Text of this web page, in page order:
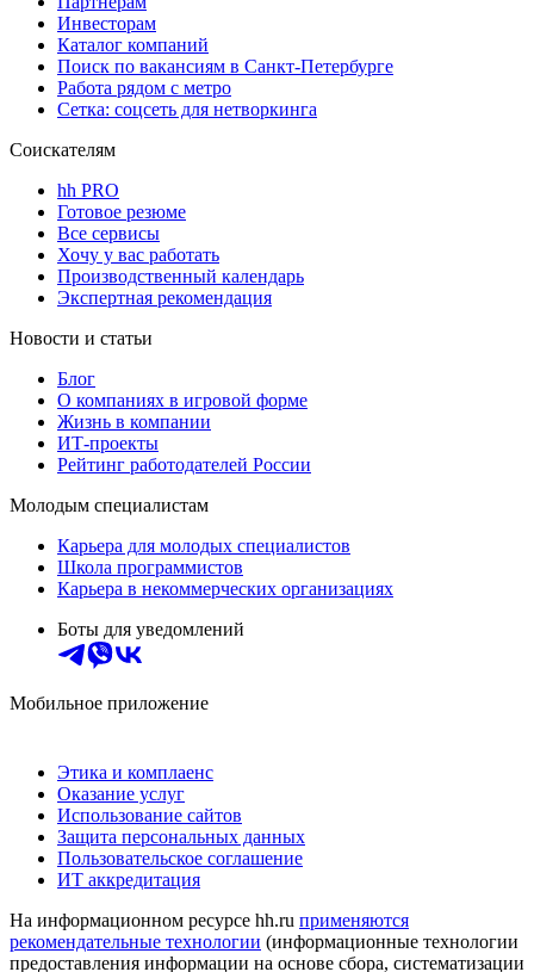
Инвесторам
Каталог компаний
Поиск по вакансиям в Санкт-Петербурге
Работа рядом с метро
Сетка: соцсеть для нетворкинга
Соискателям
hh PRO
Готовое резюме
Все сервисы
Хочу у вас работать
Производственный календарь
Экспертная рекомендация
Новости и статьи
Блог
О компаниях в игровой форме
Жизнь в компании
ИТ-проекты
Рейтинг работодателей России
Молодым специалистам
Карьера для молодых специалистов
Школа программистов
Карьера в некоммерческих организациях
Боты для уведомлений
Мобильное приложение
Этика и комплаенс
Оказание услуг
Использование сайтов
Защита персональных данных
Пользовательское соглашение
ИТ аккредитация
На информационном ресурсе hh.ru применяются
рекомендательные технологии (информационные технологии
предоставления информации на основе сбора, систематизации